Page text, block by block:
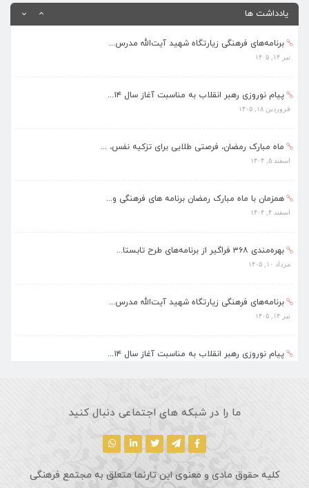
یادداشت ها
مرداد ۱۰, ۱۴۰۵
برنامه‌های فرهنگی زیارتگاه شهید آیت‌الله مدرس...
تیر ۱۴, ۱۴۰۵
پیام نوروزی رهبر انقلاب به مناسبت آغاز سال ۱۴...
فروردین ۱۸, ۱۴۰۵
ماه مبارک رمضان، فرصتی طلایی برای تزکیه نفس، ...
اسفند ۵, ۱۴۰۴
همزمان با ماه مبارک رمضان برنامه های فرهنگی و...
اسفند ۴, ۱۴۰۴
بهره‌مندی ۳۶۸ فراگیر از برنامه‌های طرح تابستا...
مرداد ۱۰, ۱۴۰۵
برنامه‌های فرهنگی زیارتگاه شهید آیت‌الله مدرس...
تیر ۱۴, ۱۴۰۵
پیام نوروزی رهبر انقلاب به مناسبت آغاز سال ۱۴...
ماه مبارک رمضان، فرصتی طلایی برای تزکیه نفس، ...
ما را در شبکه های اجتماعی دنبال کنید
کلیه حقوق مادی و معنوی این تارنما متعلق به مجتمع فرهنگی